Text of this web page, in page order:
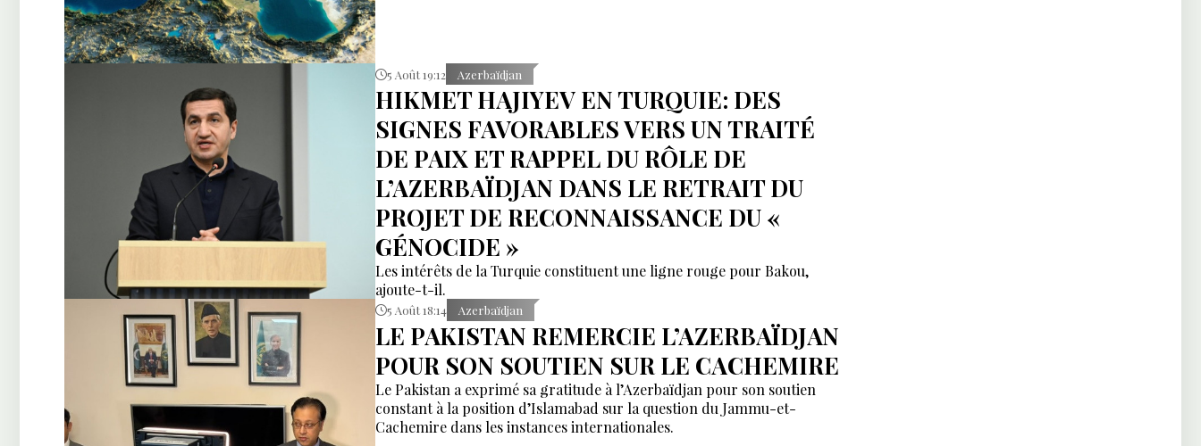
5 Août 19:12 Azerbaïdjan
HIKMET HAJIYEV EN TURQUIE: DES
SIGNES FAVORABLES VERS UN TRAITÉ
DE PAIX ET RAPPEL DU RÔLE DE
L’AZERBAÏDJAN DANS LE RETRAIT DU
PROJET DE RECONNAISSANCE DU «
GÉNOCIDE »
Les intérêts de la Turquie constituent une ligne rouge pour Bakou,
ajoute-t-il.
5 Août 18:14 Azerbaïdjan
LE PAKISTAN REMERCIE L’AZERBAÏDJAN
POUR SON SOUTIEN SUR LE CACHEMIRE
Le Pakistan a exprimé sa gratitude à l’Azerbaïdjan pour son soutien
constant à la position d’Islamabad sur la question du Jammu-et-
Cachemire dans les instances internationales.